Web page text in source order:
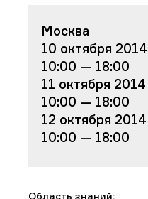
Москва
10 октября 2014
10:00 — 18:00
11 октября 2014
10:00 — 18:00
12 октября 2014
10:00 — 18:00
Область знаний: